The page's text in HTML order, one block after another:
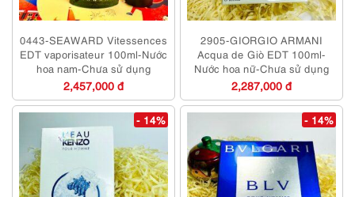
0443-SEAWARD Vitessences
EDT vaporisateur 100ml-Nước
hoa nam-Chưa sử dụng
2,457,000 đ
2905-GIORGIO ARMANI
Acqua de Giò EDT 100ml-
Nước hoa nữ-Chưa sử dụng
2,287,000 đ
- 14% - 14%